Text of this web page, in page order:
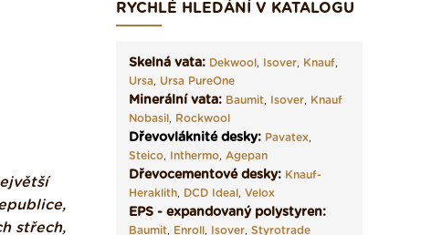
střech,
RYCHLÉ HLEDÁNÍ V KATALOGU
Skelná vata: Dekwool, Isover, Knauf,
Ursa, Ursa PureOne
Minerální vata: Baumit, Isover, Knauf
Nobasil, Rockwool
Dřevovláknité desky: Pavatex,
Steico, Inthermo, Agepan
Dřevocementové desky: Knauf-
Heraklith, DCD Ideal, Velox
EPS - expandovaný polystyren:
Baumit, Enroll, Isover, Styrotrade